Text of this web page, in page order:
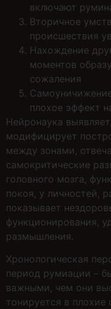
включают
Вторичное
происшествия
Нахождение
моментов
сожаления
плохое эффект
Нейронаука
модифицирует
между зонами,
самокритические
головного мозга,
покоя, у личностей,
показывает
функционирования,
размышления.
Хронологическая
период румиации –
важными, чем они
тонируется в плохие